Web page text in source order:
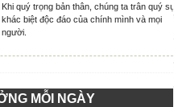
Khi quý trọng bản thân, chúng ta trân quý sự
khác biệt độc đáo của chính mình và mọi
người.
MỖI NGÀY